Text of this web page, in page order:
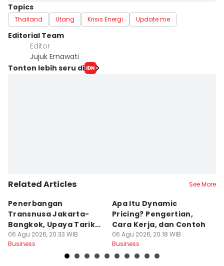
Topics
Thailand Utang Krisis Energi Update me
Editorial Team
Editor
Jujuk Ernawati
Tonton lebih seru di
Related Articles See More
Penerbangan
Transnusa Jakarta-
Bangkok, Upaya Tarik
Wisatawan Muslim
06 Agu 2026, 20:33 WIB
Business
Apa Itu Dynamic
Pricing? Pengertian,
Cara Kerja, dan Contoh
06 Agu 2026, 20:18 WIB
Business